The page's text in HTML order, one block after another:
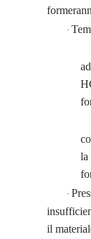
·
la
·
il